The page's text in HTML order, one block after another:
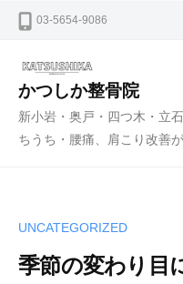
03-5654-9086
かつしか整骨院
新小岩・奥戸・四つ木・立
ちうち・腰痛、肩こり改善
UNCATEGORIZED
季節の変わり目